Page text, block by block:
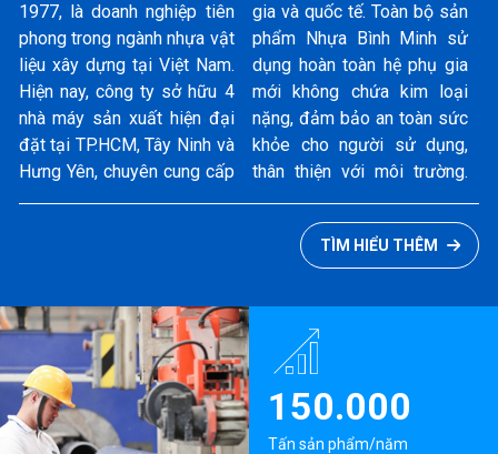
1977, là doanh nghiệp tiên
phong trong ngành nhựa vật
liệu xây dựng tại Việt Nam.
Hiện nay, công ty sở hữu 4
nhà máy sản xuất hiện đại
đặt tại TP.HCM, Tây Ninh và
Hưng Yên, chuyên cung cấp
gia và quốc tế. Toàn bộ sản
phẩm Nhựa Bình Minh sử
dụng hoàn toàn hệ phụ gia
mới không chứa kim loại
nặng, đảm bảo an toàn sức
khỏe cho người sử dụng,
thân thiện với môi trường.
PP-R của Nhựa Bình Minh
đã được Hội đồng công
trình xanh Singapore
(SGBC) chứng nhận là Sản
phẩm Xanh SGBP
(Singapore Green Building
Product) cấp độ cao nhất -
TÌM HIỂU THÊM
150.000
Tấn sản phẩm/năm